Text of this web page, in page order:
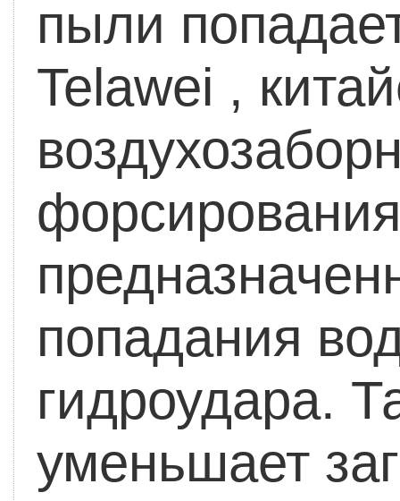
пыли
Telawei ,
попадания
гидроудара.
уменьшает